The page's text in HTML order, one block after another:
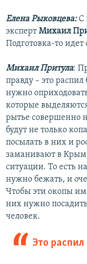
Auto
Елена Рыковцева:С
экспертМихаил
Подготовка-то идет
Михаил Притула:
правду – это
нужно
которые
рытье совершенно
будут не только
посылать в них и
заманивают в Крым,
ситуации. То есть
нужно бежать, и
Чтобы эти окопы
них нужно
человек.
Это